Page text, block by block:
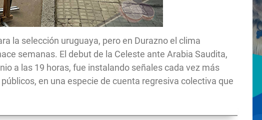
la selección uruguaya, pero en Durazno el clima
semanas. El debut de la Celeste ante Arabia Saudita,
a las 19 horas, fue instalando señales cada vez más
en una especie de cuenta regresiva colectiva que